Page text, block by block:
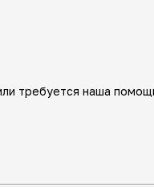
требуется наша